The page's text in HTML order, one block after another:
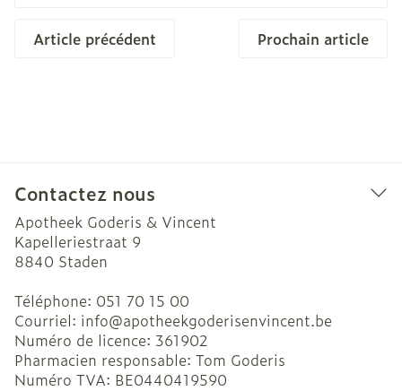
Article précédent Prochain article
Contactez nous
Apotheek Goderis & Vincent
Kapelleriestraat 9
8840 Staden
Téléphone: 051 70 15 00
Courriel: info@apotheekgoderisenvincent.be
Numéro de licence: 361902
Pharmacien responsable: Tom Goderis
Numéro TVA: BE0440419590